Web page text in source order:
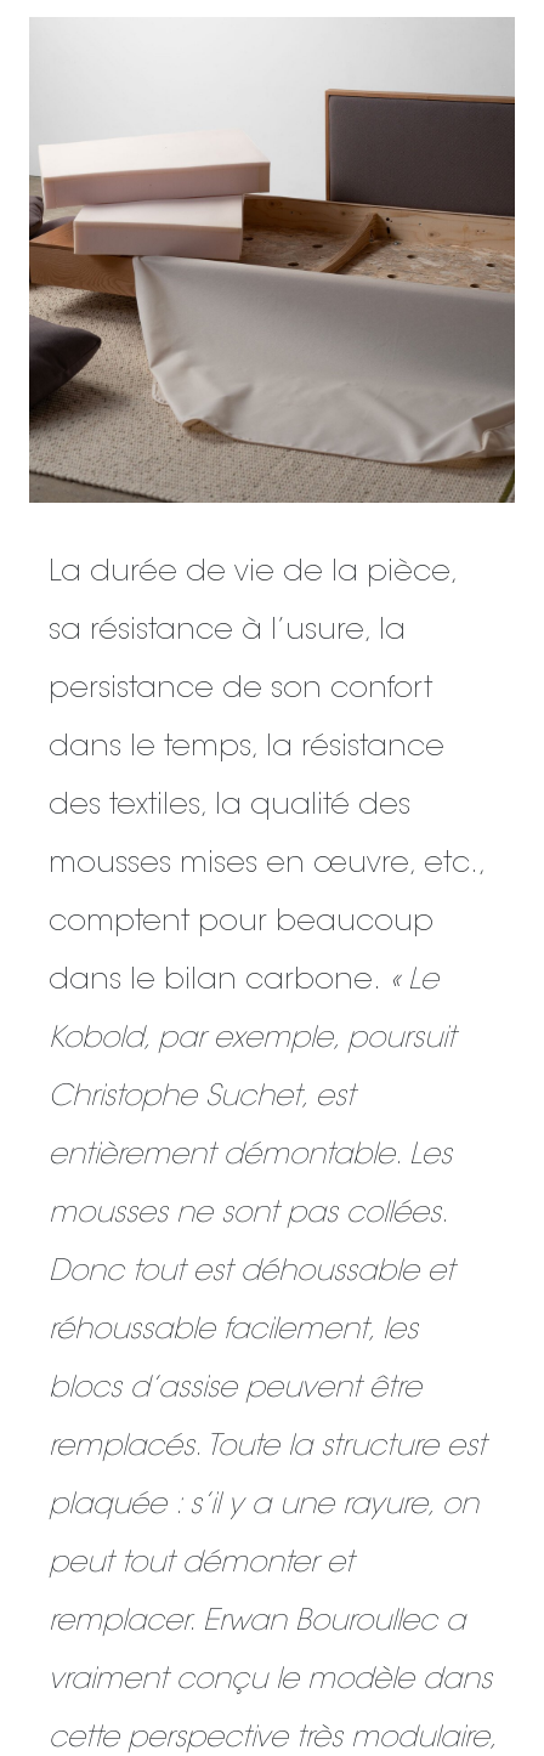
La durée de vie de la pièce,
sa résistance à l’usure, la
persistance de son confort
dans le temps, la résistance
des textiles, la qualité des
mousses mises en œuvre, etc.,
comptent pour beaucoup
dans le bilan carbone. « Le
Kobold, par exemple, poursuit
Christophe Suchet, est
entièrement démontable. Les
mousses ne sont pas collées.
Donc tout est déhoussable et
réhoussable facilement, les
blocs d’assise peuvent être
remplacés. Toute la structure est
plaquée : s’il y a une rayure, on
peut tout démonter et
remplacer. Erwan Bouroullec a
vraiment conçu le modèle dans
cette perspective très modulaire,